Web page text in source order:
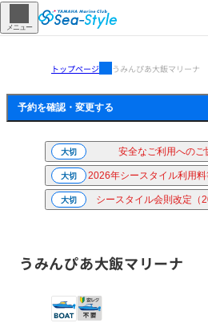
メニュー
トップページ うみんぴあ大飯マリーナ
予約を確認・ 変更する
大切 安全なご利用への
大切 2026年シースタイル利用
大切 シースタイル会則改定（
うみんぴあ大飯マリーナ